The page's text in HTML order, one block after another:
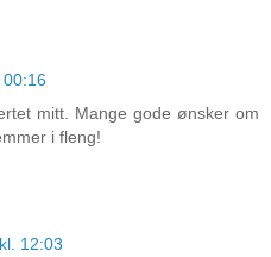
mitt. Mange gode ønsker om
i fleng!
12:03